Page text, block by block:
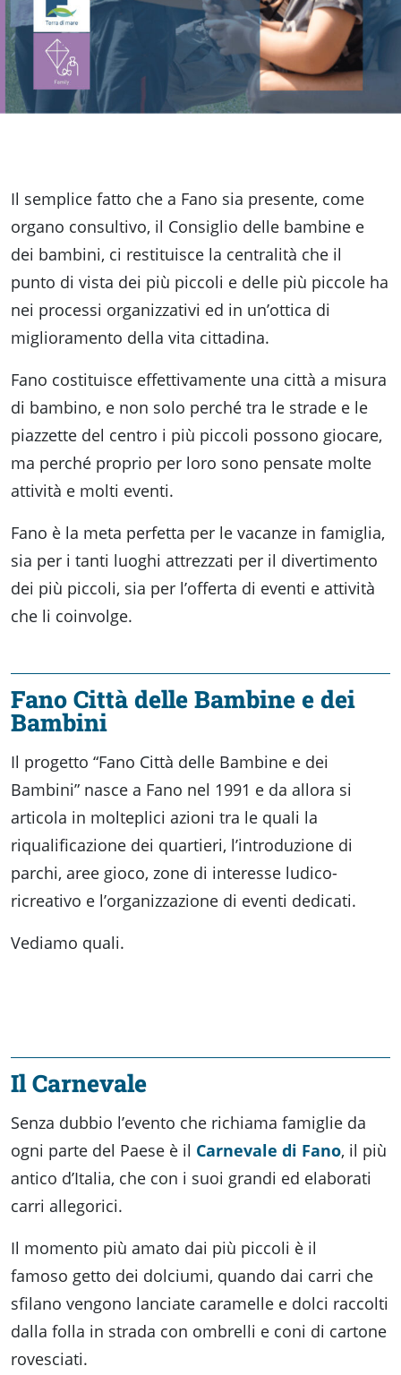
Accessibili
Il semplice fatto che a Fano sia presente, come
organo consultivo, il Consiglio delle bambine e
dei bambini, ci restituisce la centralità che il
punto di vista dei più piccoli e delle più piccole ha
nei processi organizzativi ed in un’ottica di
miglioramento della vita cittadina.
Fano costituisce effettivamente una città a misura
di bambino, e non solo perché tra le strade e le
piazzette del centro i più piccoli possono giocare,
ma perché proprio per loro sono pensate molte
attività e molti eventi.
Fano è la meta perfetta per le vacanze in famiglia,
sia per i tanti luoghi attrezzati per il divertimento
dei più piccoli, sia per l’offerta di eventi e attività
che li coinvolge.
Fano Città delle Bambine e dei
Bambini
Il progetto “Fano Città delle Bambine e dei
Bambini” nasce a Fano nel 1991 e da allora si
articola in molteplici azioni tra le quali la
riqualificazione dei quartieri, l’introduzione di
parchi, aree gioco, zone di interesse ludico-
ricreativo e l’organizzazione di eventi dedicati.
Vediamo quali.
Il Carnevale
Senza dubbio l’evento che richiama famiglie da
ogni parte del Paese è il Carnevale di Fano, il più
antico d’Italia, che con i suoi grandi ed elaborati
carri allegorici.
Il momento più amato dai più piccoli è il
famoso getto dei dolciumi, quando dai carri che
sfilano vengono lanciate caramelle e dolci raccolti
dalla folla in strada con ombrelli e coni di cartone
rovesciati.